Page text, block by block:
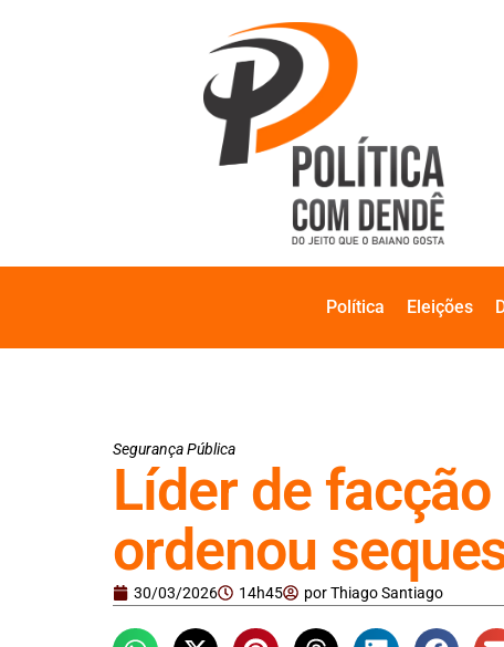
Política Eleições
Segurança Pública
Líder de
ordenou
30/03/2026 14h45 porThiago Santiago